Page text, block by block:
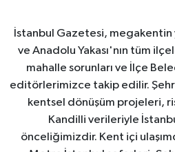
İstanbul Gazetesi, megakentin
ve Anadolu Yakası'nın tüm
mahalle sorunları ve İlçe
editörlerimizce takip edilir.
kentsel dönüşüm projeleri,
Kandilli verileriyle
önceliğimizdir. Kent içi